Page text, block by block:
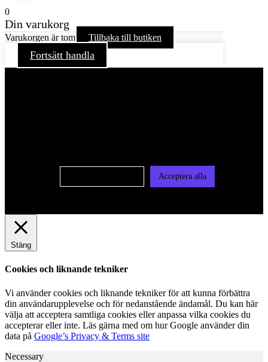
0
Din varukorg
Varukorgen är tom Tillbaka till butiken
Fortsätt handla
Acceptera alla
Stäng
Cookies och liknande tekniker
Vi använder cookies och liknande tekniker för att kunna förbättra
din användarupplevelse och för nedanstående ändamål. Du kan här
välja att acceptera samtliga cookies eller anpassa vilka cookies du
accepterar eller inte. Läs gärna med om hur Google använder din
data på Google’s Privacy & Terms site
Necessary